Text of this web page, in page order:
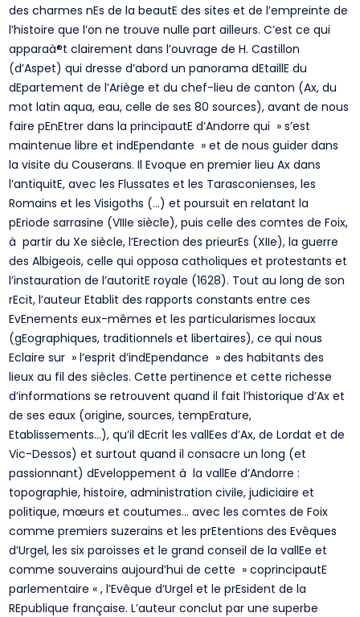
des charmes nEs de la beautE des sites et de l’empreinte de
l’histoire que l’on ne trouve nulle part ailleurs. C’est ce qui
apparaà®t clairement dans l’ouvrage de H. Castillon
(d’Aspet) qui dresse d’abord un panorama dEtaillE du
dEpartement de l’Ariège et du chef-lieu de canton (Ax, du
mot latin aqua, eau, celle de ses 80 sources), avant de nous
faire pEnEtrer dans la principautE d’Andorre qui » s’est
maintenue libre et indEpendante » et de nous guider dans
la visite du Couserans. Il Evoque en premier lieu Ax dans
l’antiquitE, avec les Flussates et les Tarasconienses, les
Romains et les Visigoths (…) et poursuit en relatant la
pEriode sarrasine (VIIIe siècle), puis celle des comtes de Foix,
à partir du Xe siècle, l’Erection des prieurEs (XIIe), la guerre
des Albigeois, celle qui opposa catholiques et protestants et
l’instauration de l’autoritE royale (1628). Tout au long de son
rEcit, l’auteur Etablit des rapports constants entre ces
EvEnements eux-mêmes et les particularismes locaux
(gEographiques, traditionnels et libertaires), ce qui nous
Eclaire sur » l’esprit d’indEpendance » des habitants des
lieux au fil des siècles. Cette pertinence et cette richesse
d’informations se retrouvent quand il fait l’historique d’Ax et
de ses eaux (origine, sources, tempErature,
Etablissements…), qu’il dEcrit les vallEes d’Ax, de Lordat et de
Vic-Dessos) et surtout quand il consacre un long (et
passionnant) dEveloppement à la vallEe d’Andorre :
topographie, histoire, administration civile, judiciaire et
politique, mœurs et coutumes… avec les comtes de Foix
comme premiers suzerains et les prEtentions des Evêques
d’Urgel, les six paroisses et le grand conseil de la vallEe et
comme souverains aujourd’hui de cette » coprincipautE
parlementaire « , l’Evêque d’Urgel et le prEsident de la
REpublique française. L’auteur conclut par une superbe